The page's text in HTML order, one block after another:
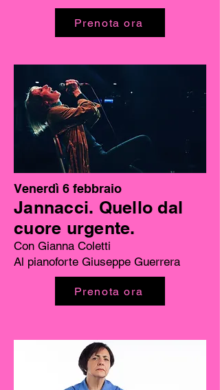
Prenota ora
Venerdì 6 febbraio
Jannacci. Quello dal
cuore urgente.
Con Gianna Coletti
Al pianoforte Giuseppe Guerrera
Prenota ora